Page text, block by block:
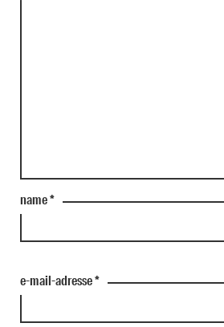
name*
e-mail-adresse*